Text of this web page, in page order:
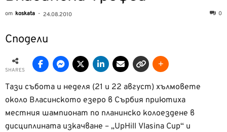
от koskata - 24.08.2010 0
Сподели
SHARES
Тази събота и неделя (21 и 22 август) хълмовете
около Власинското езеро в Сърбия приютиха
местния шампионат по планинско колоездене в
дисциплината изкачване – „UpHill Vlasina Cup“ и